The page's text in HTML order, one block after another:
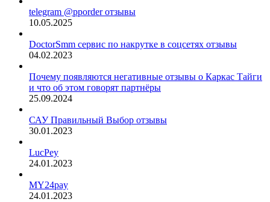
telegram @pporder отзывы
10.05.2025
DoctorSmm сервис по накрутке в соцсетях отзывы
04.02.2023
Почему появляются негативные отзывы о Каркас Тайги
и что об этом говорят партнёры
25.09.2024
САУ Правильный Выбор отзывы
30.01.2023
LucPey
24.01.2023
MY24pay
24.01.2023